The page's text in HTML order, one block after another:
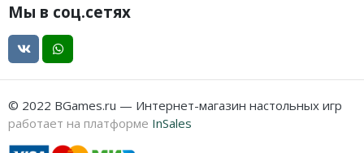
Мы в соц.сетях
© 2022 BGames.ru — Интернет-магазин настольных игр
работает на платформе InSales